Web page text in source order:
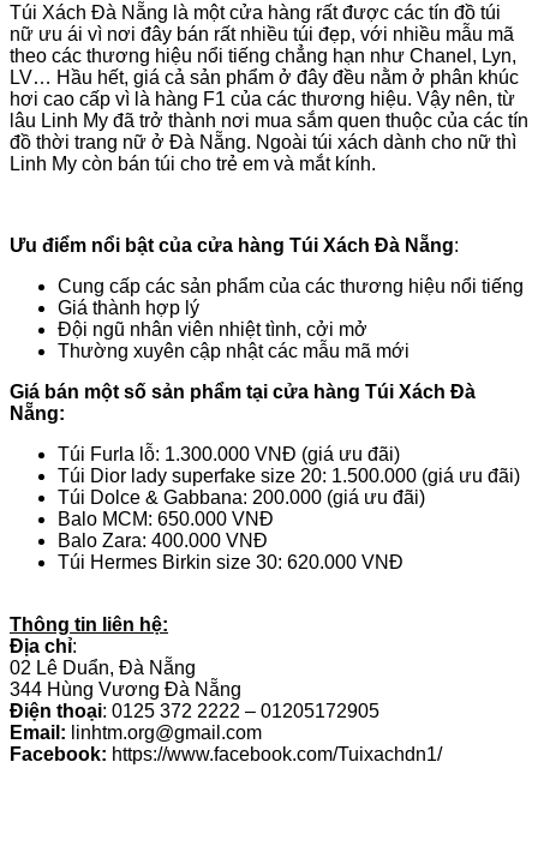
Túi Xách Đà Nẵng là một cửa hàng rất được các tín đồ túi
nữ ưu ái vì nơi đây bán rất nhiều túi đẹp, với nhiều mẫu mã
theo các thương hiệu nổi tiếng chẳng hạn như Chanel, Lyn,
LV… Hầu hết, giá cả sản phẩm ở đây đều nằm ở phân khúc
hơi cao cấp vì là hàng F1 của các thương hiệu. Vậy nên, từ
lâu Linh My đã trở thành nơi mua sắm quen thuộc của các tín
đồ thời trang nữ ở Đà Nẵng. Ngoài túi xách dành cho nữ thì
Linh My còn bán túi cho trẻ em và mắt kính.
Ưu điểm nổi bật của cửa hàng Túi Xách Đà Nẵng:
Cung cấp các sản phẩm của các thương hiệu nổi tiếng
Giá thành hợp lý
Đội ngũ nhân viên nhiệt tình, cởi mở
Thường xuyên cập nhật các mẫu mã mới
Giá bán một số sản phẩm tại cửa hàng Túi Xách Đà
Nẵng:
Túi Furla lỗ: 1.300.000 VNĐ (giá ưu đãi)
Túi Dior lady superfake size 20: 1.500.000 (giá ưu đãi)
Túi Dolce & Gabbana: 200.000 (giá ưu đãi)
Balo MCM: 650.000 VNĐ
Balo Zara: 400.000 VNĐ
Túi Hermes Birkin size 30: 620.000 VNĐ
Thông tin liên hệ:
Địa chỉ:
02 Lê Duẩn, Đà Nẵng
344 Hùng Vương Đà Nẵng
Điện thoại: 0125 372 2222 – 01205172905
Email: linhtm.org@gmail.com
Facebook: https://www.facebook.com/Tuixachdn1/